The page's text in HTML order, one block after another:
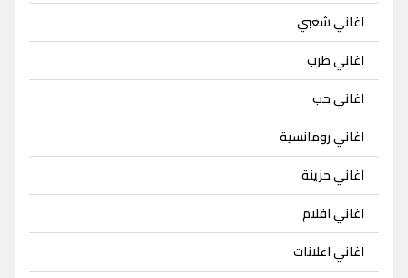
اغاني شعبي
اغاني طرب
اغاني حب
اغاني رومانسية
اغاني حزينة
اغاني افلام
اغاني اعلانات